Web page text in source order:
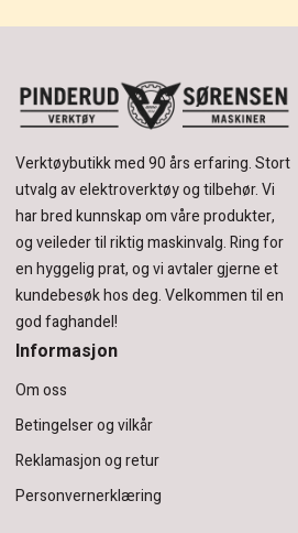
Verktøybutikk med 90 års erfaring.Stort
utvalg av elektroverktøy og tilbehør.Vi
har bred kunnskap om våre produkter,
og veileder til riktig maskinvalg. Ring for
en hyggelig prat, og vi avtaler gjerne et
kundebesøk hos deg.Velkommen til en
god faghandel!
Informasjon
Om oss
Betingelser og vilkår
Reklamasjon og retur
Personvernerklæring